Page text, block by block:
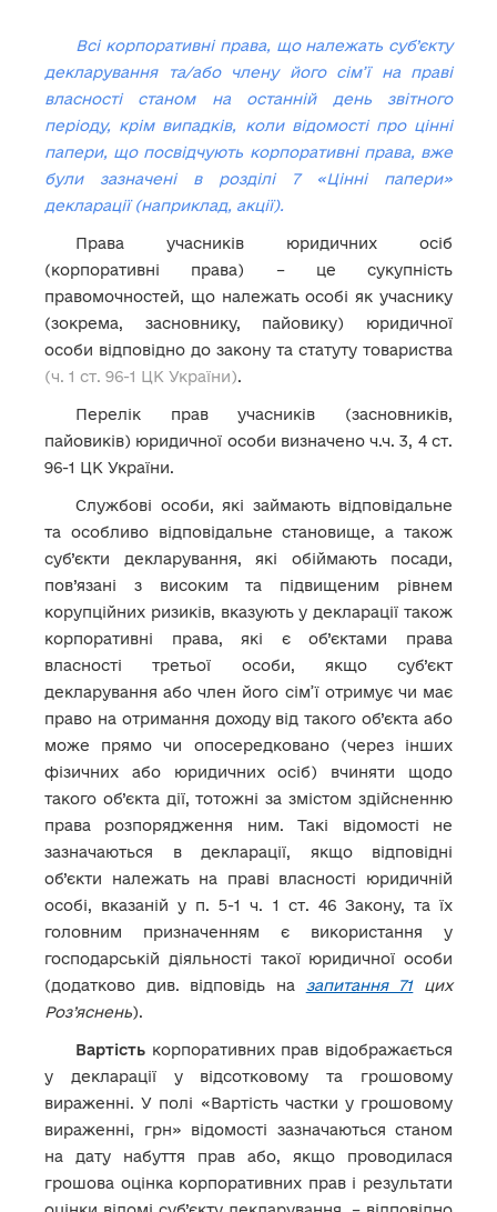
Всі корпоративні права, що належать суб’єкту
декларування та/або члену його сім’ї на праві
власності станом на останній день звітного
періоду, крім випадків, коли відомості про цінні
папери, що посвідчують корпоративні права, вже
були зазначені в розділі 7 «Цінні папери»
декларації (наприклад, акції).
Права учасників юридичних осіб
(корпоративні права) – це сукупність
правомочностей, що належать особі як учаснику
(зокрема, засновнику, пайовику) юридичної
особи відповідно до закону та статуту товариства
(ч. 1 ст. 96-1 ЦК України).
Перелік прав учасників (засновників,
пайовиків) юридичної особи визначено ч.ч. 3, 4 ст.
96-1 ЦК України.
Службові особи, які займають відповідальне
та особливо відповідальне становище, а також
суб’єкти декларування, які обіймають посади,
пов’язані з високим та підвищеним рівнем
корупційних ризиків, вказують у декларації також
корпоративні права, які є об’єктами права
власності третьої особи, якщо суб’єкт
декларування або член його сім’ї отримує чи має
право на отримання доходу від такого об’єкта або
може прямо чи опосередковано (через інших
фізичних або юридичних осіб) вчиняти щодо
такого об’єкта дії, тотожні за змістом здійсненню
права розпорядження ним. Такі відомості не
зазначаються в декларації, якщо відповідні
об’єкти належать на праві власності юридичній
особі, вказаній у п. 5-1 ч. 1 ст. 46 Закону, та їх
головним призначенням є використання у
господарській діяльності такої юридичної особи
(додатково див. відповідь на запитання 71цих
Роз’яснень).
Вартість корпоративних прав відображається
у декларації у відсотковому та грошовому
вираженні. У полі «Вартість частки у грошовому
вираженні, грн» відомості зазначаються станом
на дату набуття прав або, якщо проводилася
грошова оцінка корпоративних прав і результати